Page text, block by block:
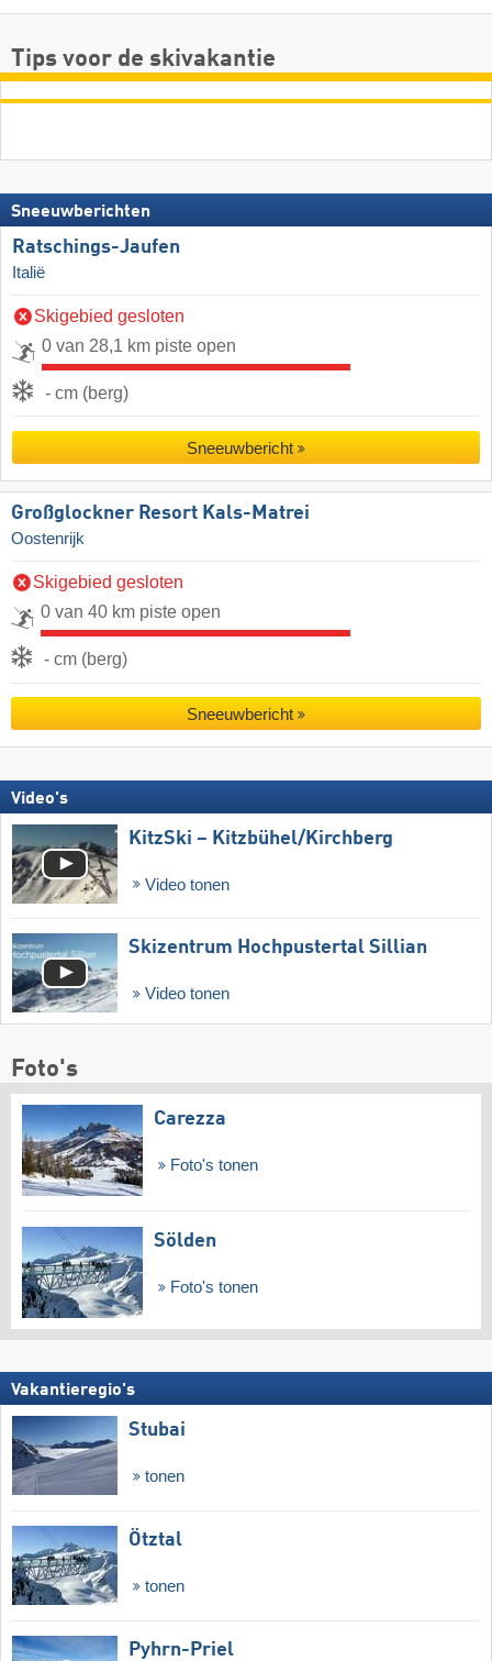
Tips voor de skivakantie
Sneeuwberichten
Ratschings-Jaufen
Italië
Skigebied gesloten
0 van 28,1 km piste open
- cm (berg)
Sneeuwbericht
Großglockner Resort Kals-Matrei
Oostenrijk
Skigebied gesloten
0 van 40 km piste open
- cm (berg)
Sneeuwbericht
Video's
KitzSki – Kitzbühel/​Kirchberg
Video tonen
Skizentrum Hochpustertal Sillian
Video tonen
Foto's
Carezza
Foto's tonen
Sölden
Foto's tonen
Vakantieregio's
Stubai
tonen
Ötztal
tonen
Pyhrn-Priel